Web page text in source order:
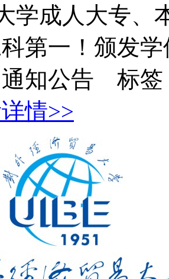
学成人大专、
第一！颁发
通知公告 标签
情>>